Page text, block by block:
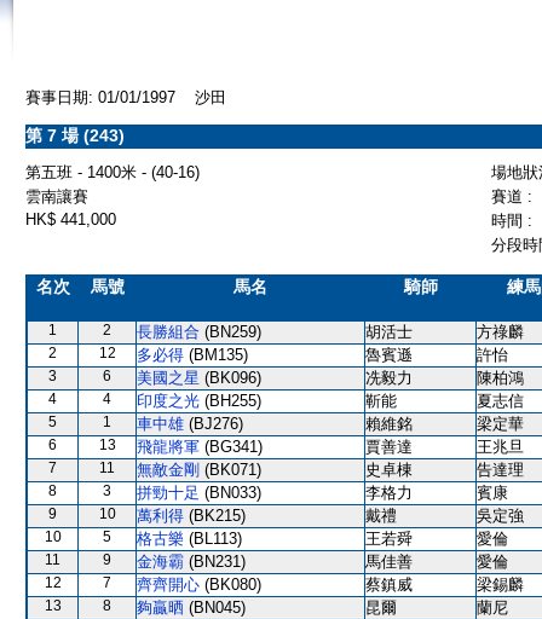
賽事日期: 01/01/1997 沙田
第 7 場 (243)
第五班 - 1400米 - (40-16)
場地
雲南讓賽
賽道 :
HK$ 441,000
時間 :
分段
名次 馬號 馬名 騎師 練
1 2 長勝組合 (BN259) 胡活士 方祿麟
2 12 多必得 (BM135) 魯賓遜 許怡
3 6 美國之星 (BK096) 冼毅力 陳柏鴻
4 4 印度之光 (BH255) 靳能 夏志信
5 1 車中雄 (BJ276) 賴維銘 梁定華
6 13 飛龍將軍 (BG341) 賈善達 王兆旦
7 11 無敵金剛 (BK071) 史卓棟 告達理
8 3 拼勁十足 (BN033) 李格力 賓康
9 10 萬利得 (BK215) 戴禮 吳定強
10 5 格古樂 (BL113) 王若舜 愛倫
11 9 金海霸 (BN231) 馬佳善 愛倫
12 7 齊齊開心 (BK080) 蔡鎮威 梁錫麟
13 8 夠贏晒 (BN045) 昆爾 蘭尼